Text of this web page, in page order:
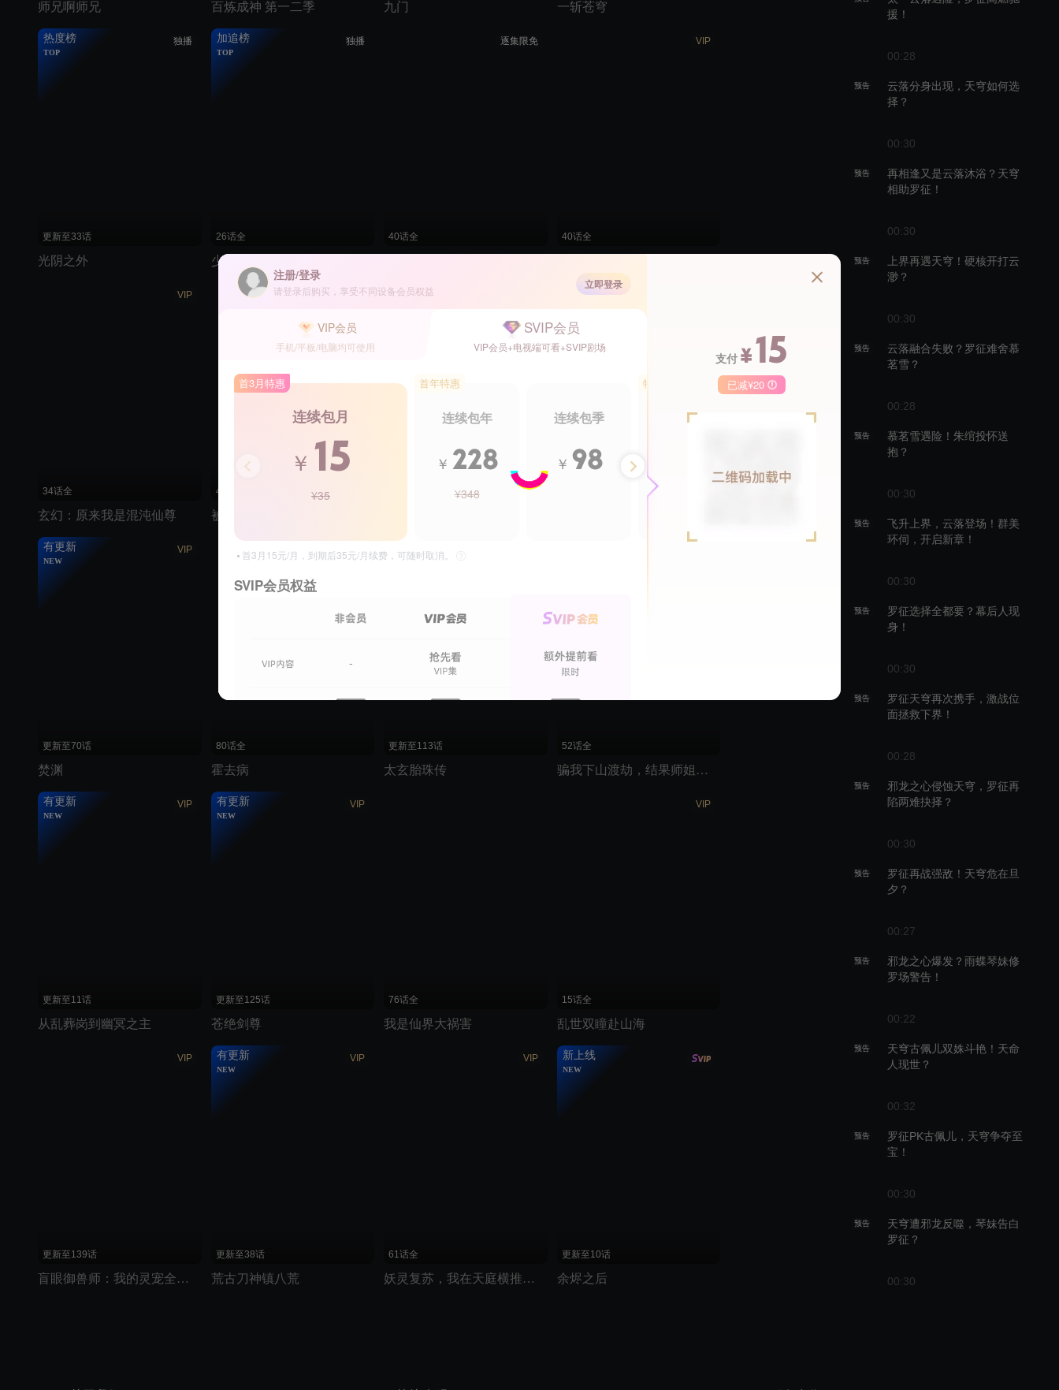
援！
00:28
预告
云落分身出现，天穹如何选
择？
00:30
预告
再相逢又是云落沐浴？天穹
相助罗征！
00:30
预告
上界再遇天穹！硬核开打云
渺？
00:30
预告
云落融合失败？罗征难舍慕
茗雪？
00:28
预告
慕茗雪遇险！朱绾投怀送
抱？
00:30
预告
飞升上界，云落登场！群美
环伺，开启新章！
00:30
预告
罗征选择全都要？幕后人现
身！
00:30
预告
罗征天穹再次携手，激战位
面拯救下界！
00:28
预告
邪龙之心侵蚀天穹，罗征再
陷两难抉择？
00:30
预告
罗征再战强敌！天穹危在旦
夕？
00:27
预告
邪龙之心爆发？雨蝶琴妹修
罗场警告！
00:22
预告
天穹古佩儿双姝斗艳！天命
人现世？
00:32
预告
罗征PK古佩儿，天穹争夺至
宝！
00:30
预告
天穹遭邪龙反噬，琴妹告白
罗征？
00:30
师兄啊师兄 百炼成神 第一二季 九门 一斩苍穹
独播
热度榜
TOP
更新至33话
光阴之外
独播
加追榜
TOP
26话全
少年歌行之暗河传
逐集限免
40话全
VIP
40话全
VIP
34话全
玄幻：原来我是混沌仙尊
独播
40话全
VIP
有更新
NEW
更新至70话
焚渊
80话全
霍去病
更新至113话
太玄胎珠传
52话全
骗我下山渡劫，结果师姐都大佬？
VIP
有更新
NEW
更新至11话
从乱葬岗到幽冥之主
VIP
有更新
NEW
更新至125话
苍绝剑尊
76话全
我是仙界大祸害
VIP
15话全
乱世双瞳赴山海
VIP
更新至139话
盲眼御兽师：我的灵宠全是上古神
VIP
有更新
NEW
更新至38话
荒古刀神镇八荒
VIP
61话全
妖灵复苏，我在天庭横推高武
新上线
NEW
更新至10话
余烬之后
注册/登录
请登录后购买，享受不同设备会员权益 立即登录
VIP会员
手机/平板/电脑均可使用
SVIP会员
VIP会员+电视端可看+SVIP剧场
首3月特惠
连续包月
￥ 15
¥35
首年特惠
连续包年
￥ 228
¥348
连续包季
￥ 98
特惠5.5折
年卡 季卡
首3月15元/月，到期后35元/月续费，可随时取消。
SVIP会员权益
支付 ¥15
已减¥20